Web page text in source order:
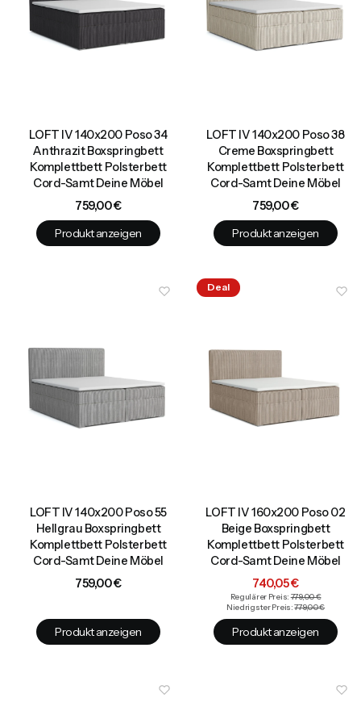
LOFT IV 140x200 Poso 34
Anthrazit Boxspringbett
Komplettbett Polsterbett
Cord-Samt Deine Möbel
Preis
759,00 €
Produkt anzeigen
LOFT IV 140x200 Poso 38
Creme Boxspringbett
Komplettbett Polsterbett
Cord-Samt Deine Möbel
Preis
759,00 €
Produkt anzeigen
LOFT IV 140x200 Poso 55
Hellgrau Boxspringbett
Komplettbett Polsterbett
Cord-Samt Deine Möbel
Preis
759,00 €
Produkt anzeigen
Deal
LOFT IV 160x200 Poso 02
Beige Boxspringbett
Komplettbett Polsterbett
Cord-Samt Deine Möbel
Aktionspreis
740,05 €
Regulärer Preis: 779,00 €
Niedrigster Preis: 779,00 €
Produkt anzeigen